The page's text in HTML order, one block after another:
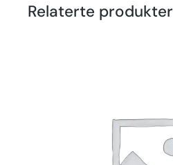
Relaterte produkter